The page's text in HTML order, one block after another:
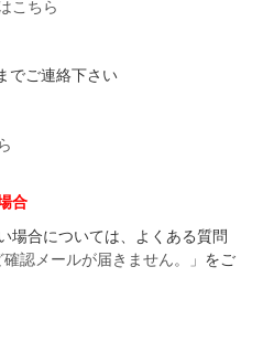
こちら
でご連絡下さい
合
場合については、よくある質問
認メールが届きません。」 をご